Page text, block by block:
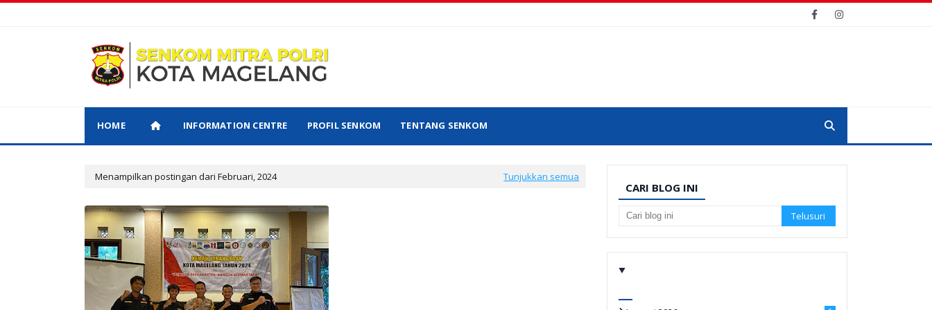
HOME INFORMATION CENTRE PROFIL SENKOM TENTANG SENKOM
Menampilkan postingan dari Februari, 2024 Tunjukkan semua
CARI BLOG INI